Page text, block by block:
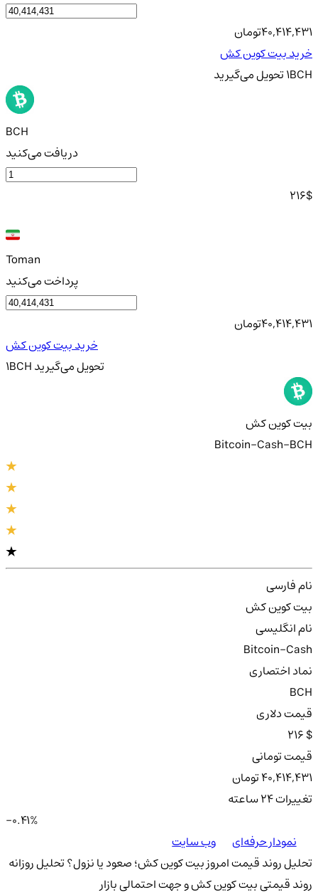
40,414,431تومان
خرید بیت کوین کش
1BCHتحویلمی‌گیرید
BCH
دریافت می‌کنید
216$
Toman
پرداخت می‌کنید
40,414,431تومان
خرید بیت کوین کش
1BCH تحویلمی‌گیرید
بیت کوین کش
Bitcoin-Cash-BCH
نام فارسی
بیت کوین کش
نام انگلیسی
Bitcoin-Cash
نماد اختصاری
BCH
قیمت دلاری
216 $
قیمت تومانی
40,414,431 تومان
تغییرات ۲۴ ساعته
-0.41%
نمودار حرفه‌ای
وب سایت
تحلیل روند قیمت امروز بیت کوین کش؛ صعود یا نزول؟تحلیل روزانه
روند قیمتی بیت کوین کش و جهت احتمالی بازار